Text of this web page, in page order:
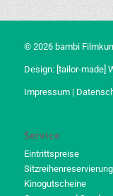
© 2026 bambi
Design: [tailor-made]
Impressum|
Service
Eintrittspreise
Sitzreihenreservierung
Kinogutscheine